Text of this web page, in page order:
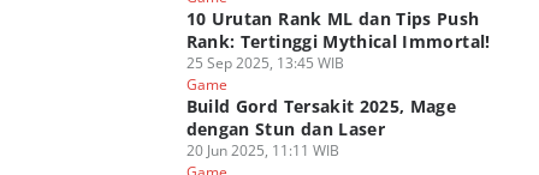
10 Urutan Rank ML dan Tips Push
Rank: Tertinggi Mythical Immortal!
25 Sep 2025, 13:45 WIB
Game
Build Gord Tersakit 2025, Mage
dengan Stun dan Laser
20 Jun 2025, 11:11 WIB